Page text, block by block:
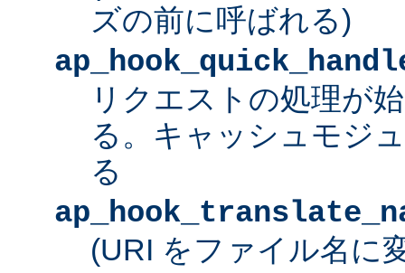
ズの前に呼ばれる)
リクエストの処理が
る。キャッシュモジ
る
(URI をファイル名に